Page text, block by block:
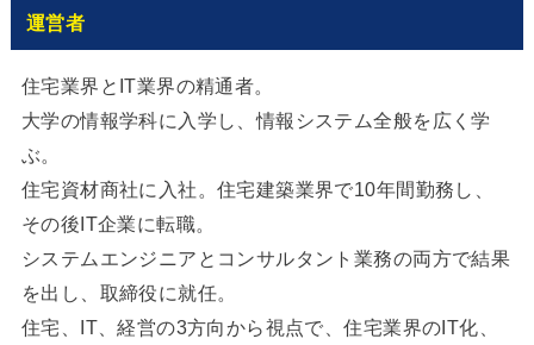
運営者
住宅業界とIT業界の精通者。
大学の情報学科に入学し、情報システム全般を広く学
ぶ。
住宅資材商社に入社。住宅建築業界で10年間勤務し、
その後IT企業に転職。
システムエンジニアとコンサルタント業務の両方で結果
を出し、取締役に就任。
住宅、IT、経営の3方向から視点で、住宅業界のIT化、